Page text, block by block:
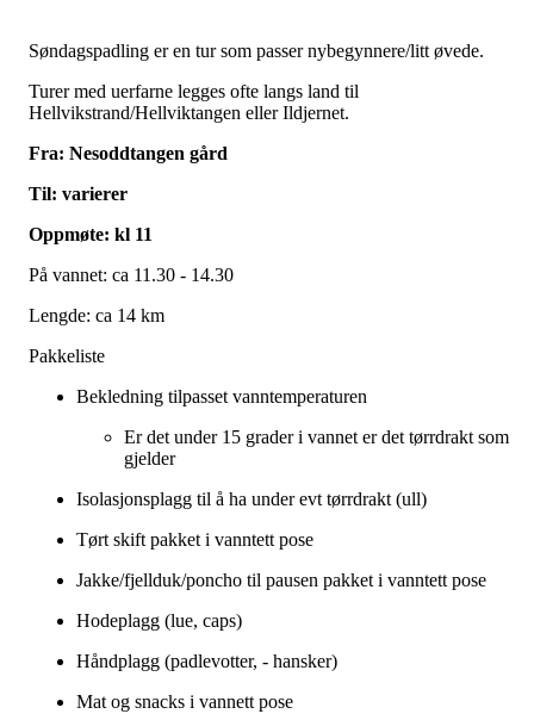
Søndagspadling er en tur som passer nybegynnere/litt øvede.
Turer med uerfarne legges ofte langs land til
Hellvikstrand/Hellviktangen eller Ildjernet.
Fra: Nesoddtangen gård
Til: varierer
Oppmøte: kl 11
På vannet: ca 11.30 - 14.30
Lengde: ca 14 km
Pakkeliste
Bekledning tilpasset vanntemperaturen
Er det under 15 grader i vannet er det tørrdrakt som
gjelder
Isolasjonsplagg til å ha under evt tørrdrakt (ull)
Tørt skift pakket i vanntett pose
Jakke/fjellduk/poncho til pausen pakket i vanntett pose
Hodeplagg (lue, caps)
Håndplagg (padlevotter, - hansker)
Mat og snacks i vannett pose